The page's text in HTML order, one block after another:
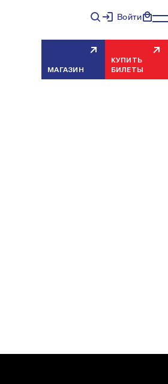
Войти
МАГАЗИН
КУПИТЬ
БИЛЕТЫ
СЕРВЕРА
обновить страницу через